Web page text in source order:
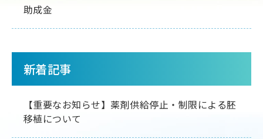
ュ
ー
助成金
新着記事
【重要なお知らせ】薬剤供給停止・制限による胚
移植について